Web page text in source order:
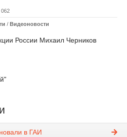
062
/ Видеоновости
России Михаил Черников
в ГАИ